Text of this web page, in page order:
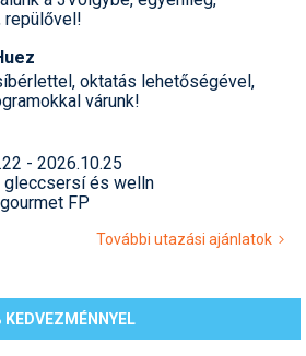
repülővel!
oktatás lehetőségével,
várunk!
- 2026.10.25
gleccsersí és welln
FP
További utazási ajánlatok